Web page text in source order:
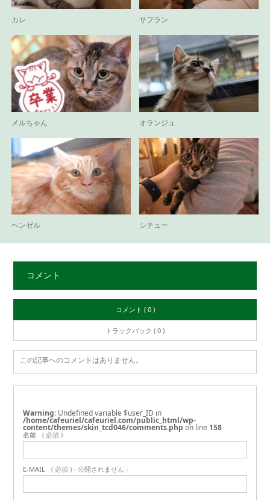
カレ サフラン
メルちゃん オランジュ
ヘンゼル シチュー
コメント
コメント ( 0 )
トラックバック ( 0 )
この記事へのコメントはありません。
Warning : Undefined variable $user_ID in
/home/cafeuriel/cafeuriel.com/public_html/wp-
content/themes/skin_tcd046/comments.php on line 158
名前 ( 必須 )
E-MAIL ( 必須 ) - 公開されません -